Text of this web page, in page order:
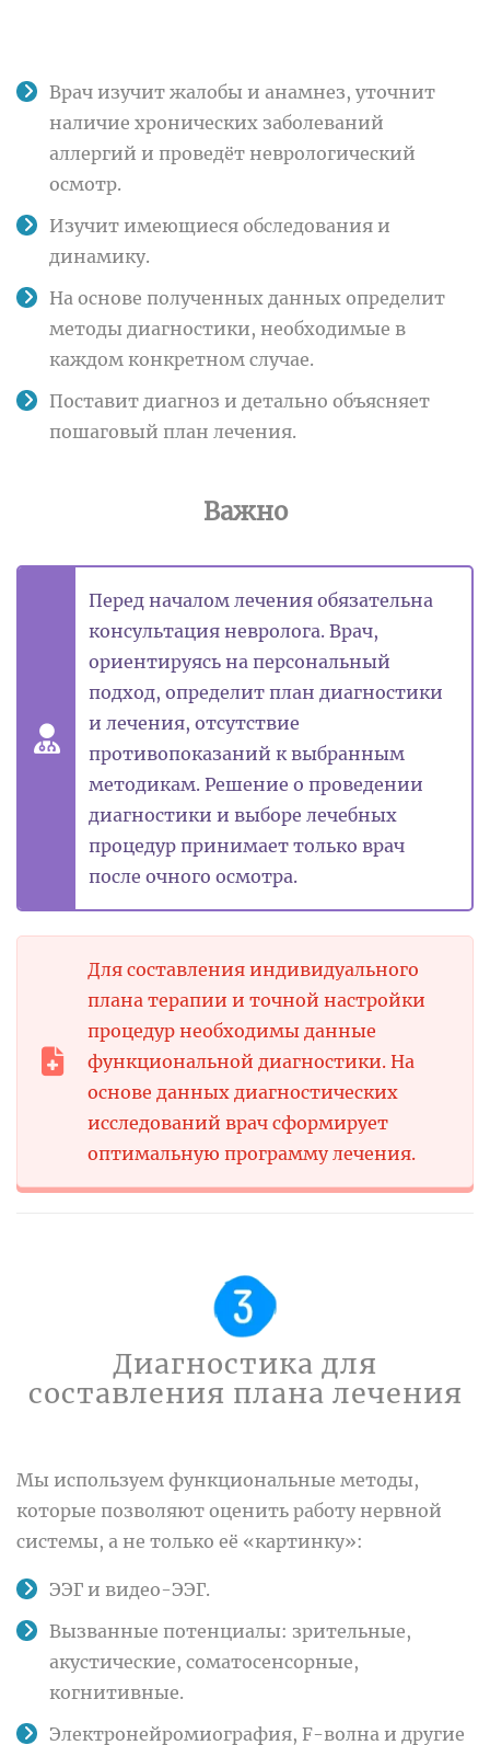
Врач изучит жалобы и анамнез, уточнит
наличие хронических заболеваний
аллергий и проведёт неврологический
осмотр.
Изучит имеющиеся обследования и
динамику.
На основе полученных данных определит
методы диагностики, необходимые в
каждом конкретном случае.
Поставит диагноз и детально объясняет
пошаговый план лечения.
Важно
Перед началом лечения обязательна
консультация невролога. Врач,
ориентируясь на персональный
подход, определит план диагностики
и лечения, отсутствие
противопоказаний к выбранным
методикам. Решение о проведении
диагностики и выборе лечебных
процедур принимает только врач
после очного осмотра.
Для составления индивидуального
плана терапии и точной настройки
процедур необходимы данные
функциональной диагностики. На
основе данных диагностических
исследований врач сформирует
оптимальную программу лечения.
Диагностика для
составления плана лечения
Мы используем функциональные методы,
которые позволяют оценить работу нервной
системы, а не только её «картинку»:
ЭЭГ и видео-ЭЭГ.
Вызванные потенциалы: зрительные,
акустические, соматосенсорные,
когнитивные.
Электронейромиография, F-волна и другие